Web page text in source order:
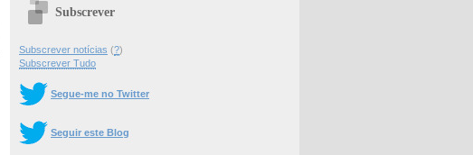
Subscrever
Subscrever notícias (?)
Subscrever Tudo
Segue-me no Twitter
Seguir este Blog